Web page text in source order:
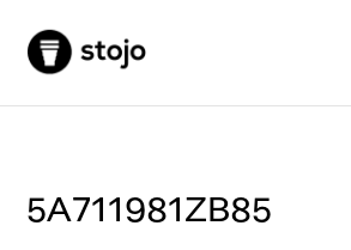
5A711981ZB85